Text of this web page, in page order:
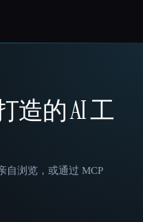
造的 AI 工
自浏览，或通过 MCP